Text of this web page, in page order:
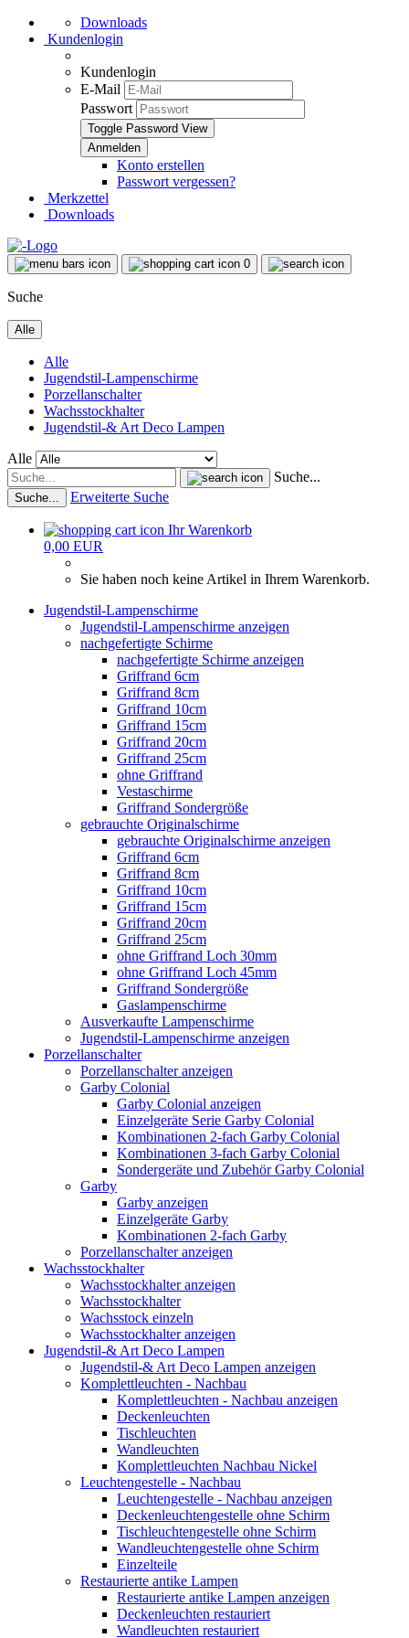
Downloads
Kundenlogin
Kundenlogin
E-Mail
Passwort
Toggle Password View
Konto erstellen
Passwort vergessen?
Merkzettel
Downloads
0
Suche
Alle
Alle
Jugendstil-Lampenschirme
Porzellanschalter
Wachsstockhalter
Jugendstil-& Art Deco Lampen
Alle
Suche...
Suche... Erweiterte Suche
Ihr Warenkorb
0,00 EUR
Sie haben noch keine Artikel in Ihrem Warenkorb.
Jugendstil-Lampenschirme
Jugendstil-Lampenschirme anzeigen
nachgefertigte Schirme
nachgefertigte Schirme anzeigen
Griffrand 6cm
Griffrand 8cm
Griffrand 10cm
Griffrand 15cm
Griffrand 20cm
Griffrand 25cm
ohne Griffrand
Vestaschirme
Griffrand Sondergröße
gebrauchte Originalschirme
gebrauchte Originalschirme anzeigen
Griffrand 6cm
Griffrand 8cm
Griffrand 10cm
Griffrand 15cm
Griffrand 20cm
Griffrand 25cm
ohne Griffrand Loch 30mm
ohne Griffrand Loch 45mm
Griffrand Sondergröße
Gaslampenschirme
Ausverkaufte Lampenschirme
Jugendstil-Lampenschirme anzeigen
Porzellanschalter
Porzellanschalter anzeigen
Garby Colonial
Garby Colonial anzeigen
Einzelgeräte Serie Garby Colonial
Kombinationen 2-fach Garby Colonial
Kombinationen 3-fach Garby Colonial
Sondergeräte und Zubehör Garby Colonial
Garby
Garby anzeigen
Einzelgeräte Garby
Kombinationen 2-fach Garby
Porzellanschalter anzeigen
Wachsstockhalter
Wachsstockhalter anzeigen
Wachsstockhalter
Wachsstock einzeln
Wachsstockhalter anzeigen
Jugendstil-& Art Deco Lampen
Jugendstil-& Art Deco Lampen anzeigen
Komplettleuchten - Nachbau
Komplettleuchten - Nachbau anzeigen
Deckenleuchten
Tischleuchten
Wandleuchten
Komplettleuchten Nachbau Nickel
Leuchtengestelle - Nachbau
Leuchtengestelle - Nachbau anzeigen
Deckenleuchtengestelle ohne Schirm
Tischleuchtengestelle ohne Schirm
Wandleuchtengestelle ohne Schirm
Einzelteile
Restaurierte antike Lampen
Restaurierte antike Lampen anzeigen
Deckenleuchten restauriert
Wandleuchten restauriert